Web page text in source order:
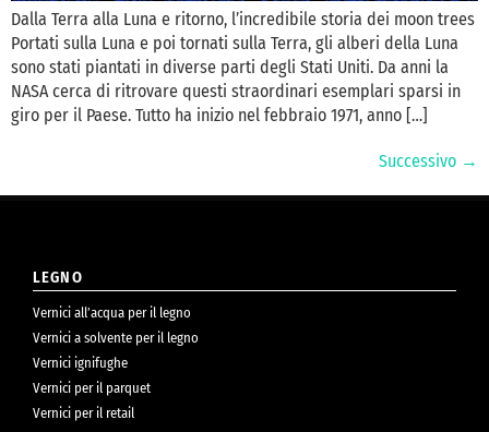
Dalla Terra alla Luna e ritorno, l’incredibile storia dei moon trees
Portati sulla Luna e poi tornati sulla Terra, gli alberi della Luna
sono stati piantati in diverse parti degli Stati Uniti. Da anni la
NASA cerca di ritrovare questi straordinari esemplari sparsi in
giro per il Paese. Tutto ha inizio nel febbraio 1971, anno […]
Successivo →
LEGNO
Vernici all’acqua per il legno
Vernici a solvente per il legno
Vernici ignifughe
Vernici per il parquet
Vernici per il retail